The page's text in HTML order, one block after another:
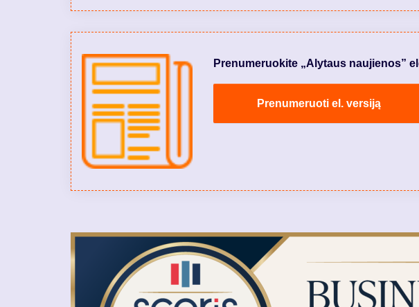
Prenumeruokite „Alytaus naujienos”
Prenumeruoti el. versiją